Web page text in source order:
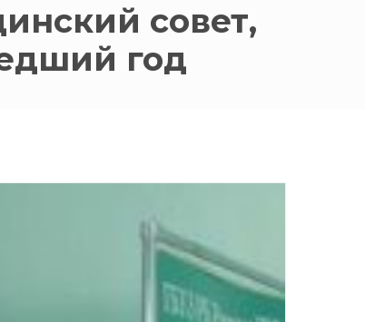
совет,
год